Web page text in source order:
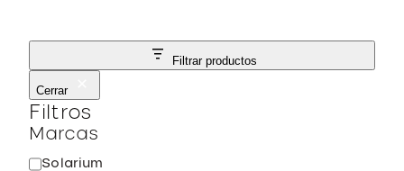
Filtrar productos
Cerrar
Filtros
Marcas
M Solarium